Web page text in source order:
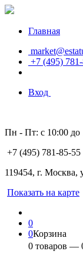
Главная
+7 (495)
Вход
Пн - Пт: с 10:00 до
+7 (495) 781-85-55
119454, г. Москва,
Показать на карте
0
0Корзина
0 товаров —